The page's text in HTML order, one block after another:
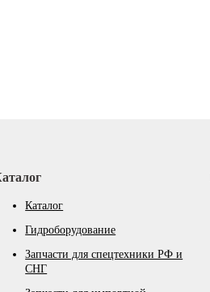
Каталог
Гидроборудование
Запчасти для спецтехники РФ и
СНГ